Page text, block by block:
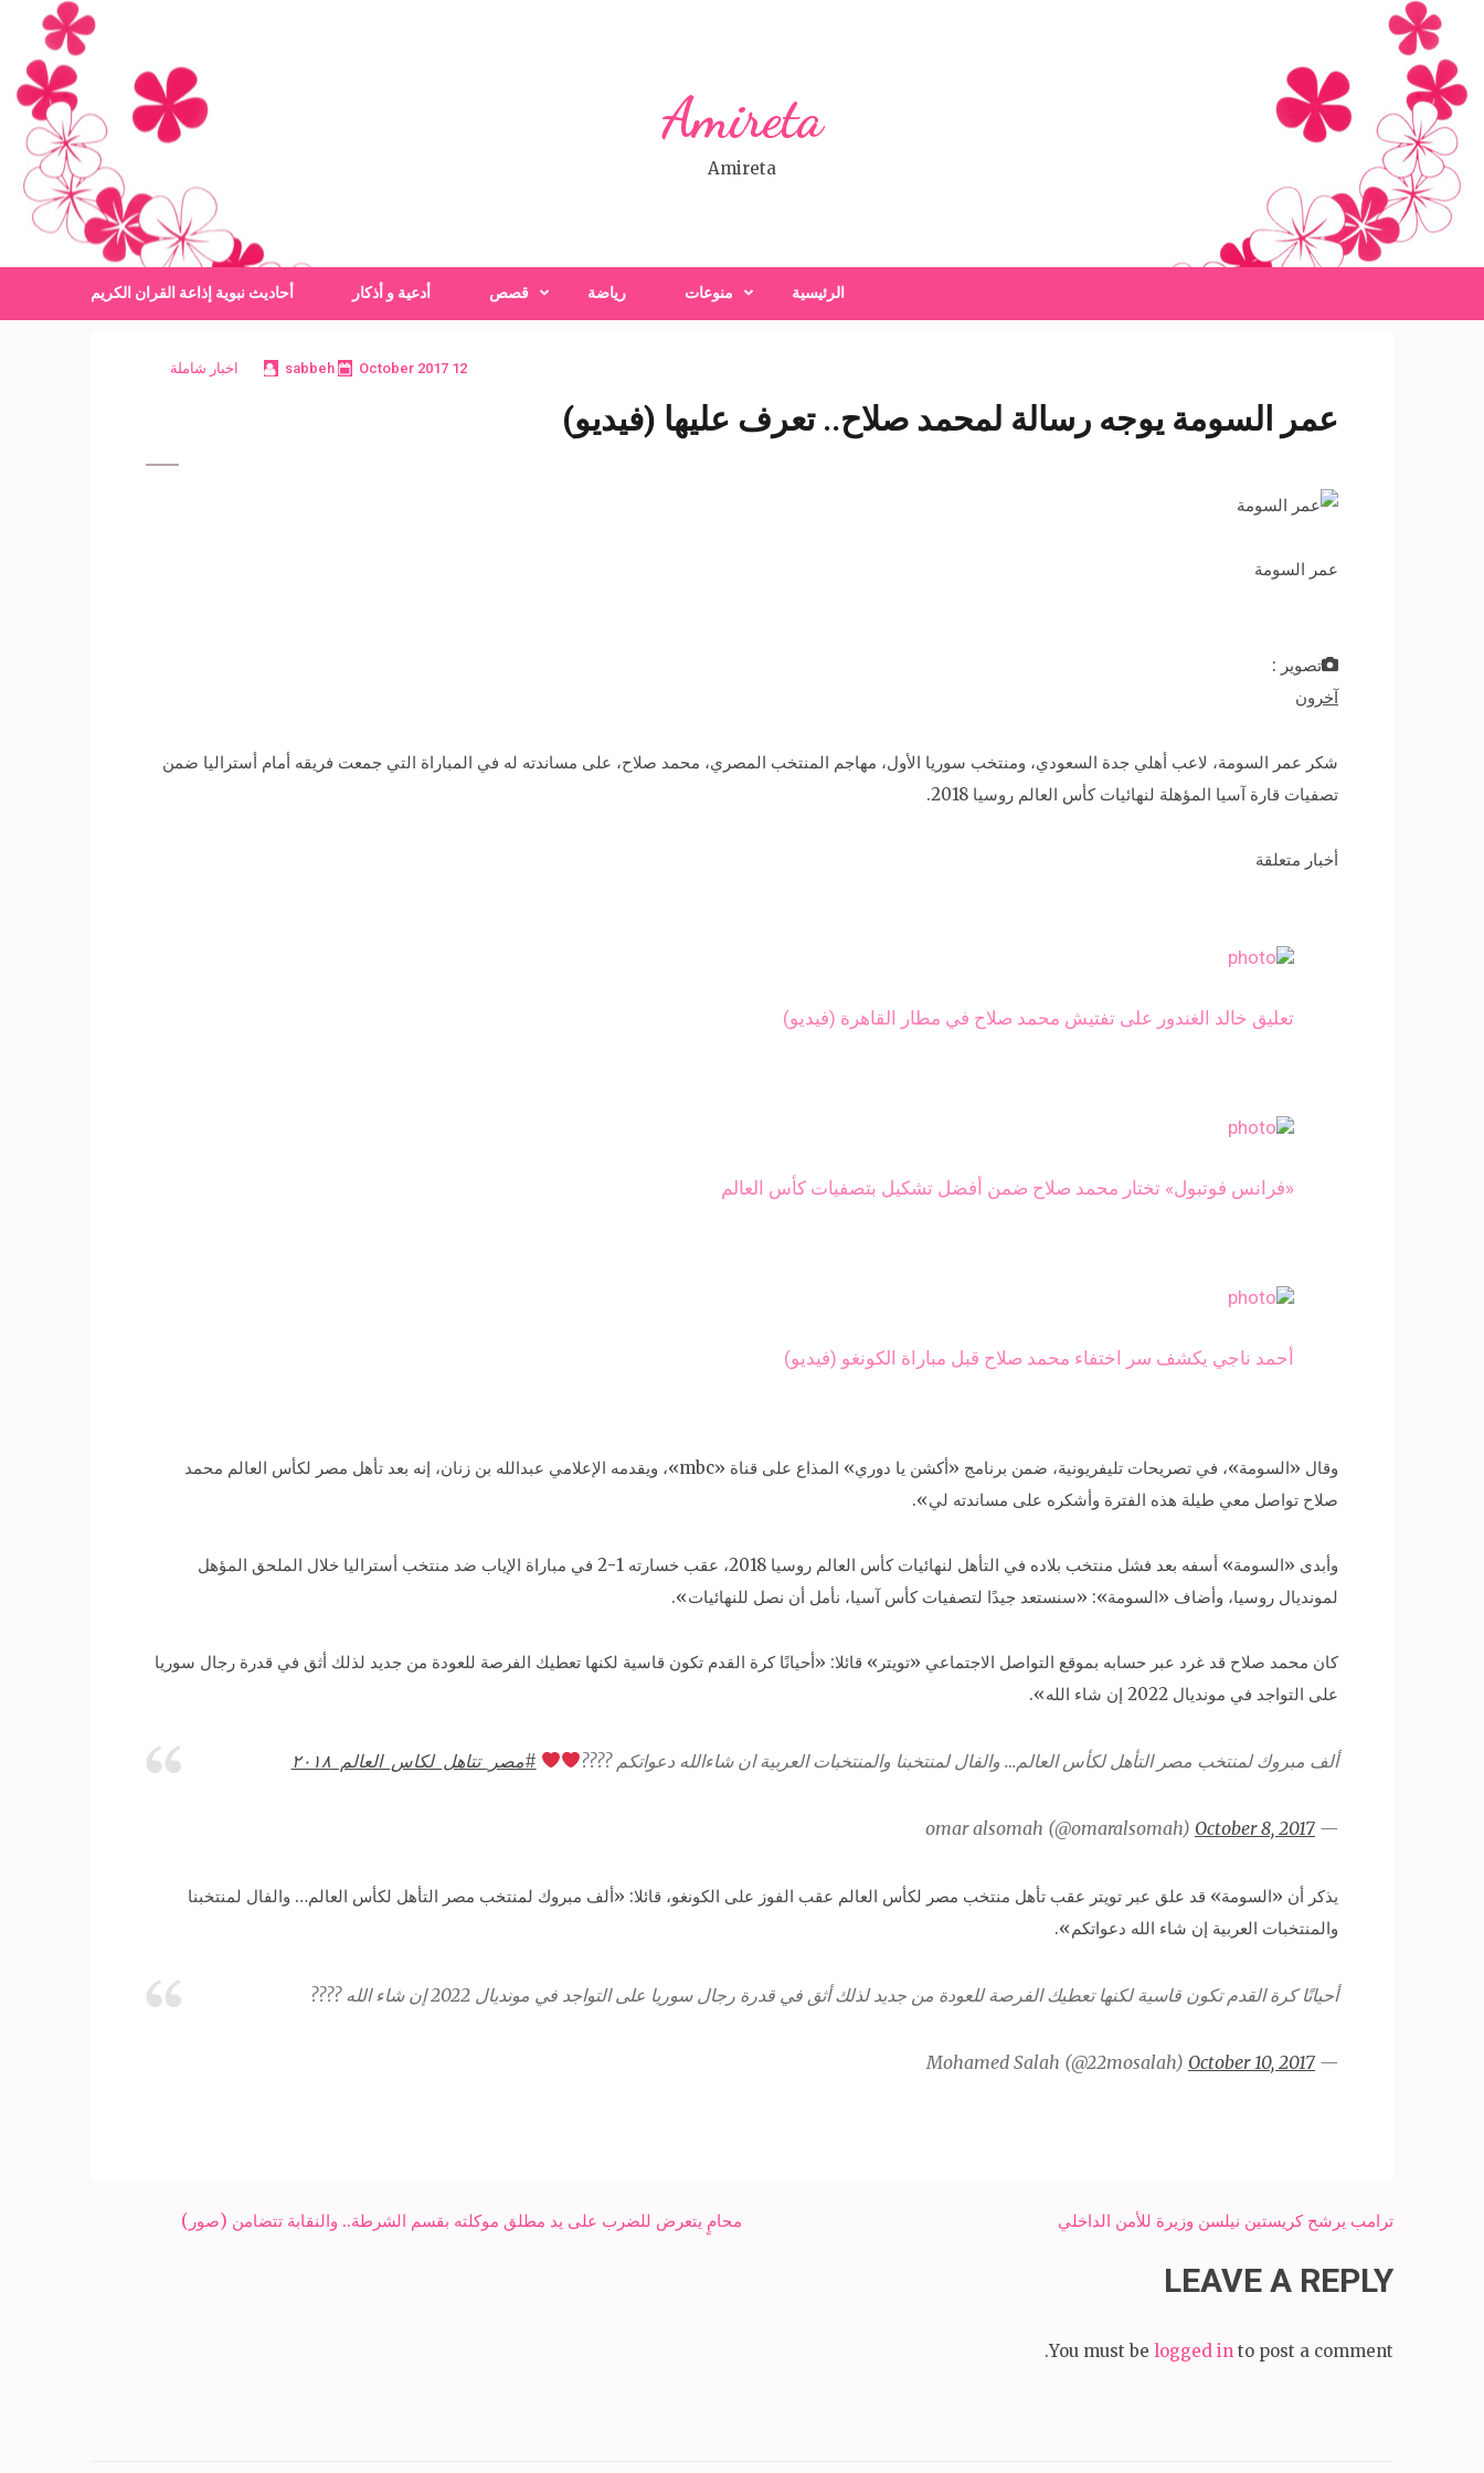
content
(Press
Enter)
Amireta
Amireta
الرئيسية منوعات رياضة قصص أدعية و أذكار أحاديث نبوية إذاعة القران الكريم
12 October 2017
sabbeh اخبار شاملة
عمر السومة يوجه رسالة لمحمد صلاح.. تعرف عليها (فيديو)
عمر السومة
تصوير :
آخرون
شكر عمر السومة، لاعب أهلي جدة السعودي، ومنتخب سوريا الأول، مهاجم المنتخب المصري، محمد صلاح، على مساندته له في المباراة التي جمعت فريقه أمام أستراليا ضمن
تصفيات قارة آسيا المؤهلة لنهائيات كأس العالم روسيا 2018.
أخبار متعلقة
تعليق خالد الغندور على تفتيش محمد صلاح في مطار القاهرة (فيديو)
«فرانس فوتبول» تختار محمد صلاح ضمن أفضل تشكيل بتصفيات كأس العالم
أحمد ناجي يكشف سر اختفاء محمد صلاح قبل مباراة الكونغو (فيديو)
وقال «السومة»، في تصريحات تليفريونية، ضمن برنامج «أكشن يا دوري» المذاع على قناة «mbc»، ويقدمه الإعلامي عبدالله بن زنان، إنه بعد تأهل مصر لكأس العالم محمد
صلاح تواصل معي طيلة هذه الفترة وأشكره على مساندته لي».
وأبدى «السومة» أسفه بعد فشل منتخب بلاده في التأهل لنهائيات كأس العالم روسيا 2018، عقب خسارته 1-2 في مباراة الإياب ضد منتخب أستراليا خلال الملحق المؤهل
لمونديال روسيا، وأضاف «السومة»: «سنستعد جيدًا لتصفيات كأس آسيا، نأمل أن نصل للنهائيات».
كان محمد صلاح قد غرد عبر حسابه بموقع التواصل الاجتماعي «تويتر» قائلا: «أحيانًا كرة القدم تكون قاسية لكنها تعطيك الفرصة للعودة من جديد لذلك أثق في قدرة رجال سوريا
على التواجد في مونديال 2022 إن شاء الله».
ألف مبروك لمنتخب مصر التأهل لكأس العالم… والفال لمنتخبنا والمنتخبات العربية ان شاءالله دعواتكم ???? #مصر_تتاهل_لكاس_العالم_٢٠١٨
— omar alsomah (@omaralsomah)
October 8, 2017
يذكر أن «السومة» قد علق عبر تويتر عقب تأهل منتخب مصر لكأس العالم عقب الفوز على الكونغو، قائلا: «ألف مبروك لمنتخب مصر التأهل لكأس العالم… والفال لمنتخبنا
والمنتخبات العربية إن شاء الله دعواتكم».
أحيانًا كرة القدم تكون قاسية لكنها تعطيك الفرصة للعودة من جديد لذلك أثق في قدرة رجال سوريا على التواجد في مونديال 2022 إن شاء الله ????
— Mohamed Salah (@22mosalah)
October 10, 2017
Post
محامٍ يتعرض للضرب على يد مطلق موكلته بقسم الشرطة.. والنقابة تتضامن (صور) ترامب يرشح كريستين نيلسن وزيرة للأمن الداخلي
LEAVE A REPLY
You must be logged in to post a comment.